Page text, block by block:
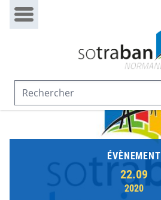
Passer au contenu
ÉVÈNEMENT
22.09
2020
Panneau de gestion des cookies